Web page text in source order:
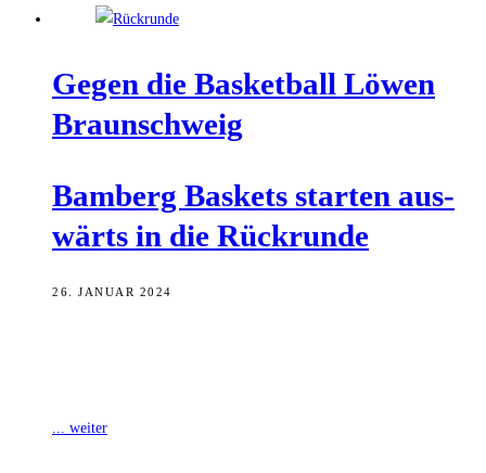
Gegen die Bas­ket­ball Löwen
Braunschweig
Bam­berg Bas­kets star­ten aus­
wärts in die Rückrunde
26. JANUAR 2024
... weiter